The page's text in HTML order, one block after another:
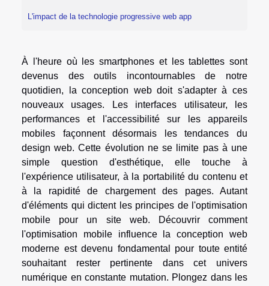
L'impact de la technologie progressive web app
À l'heure où les smartphones et les tablettes sont
devenus des outils incontournables de notre
quotidien, la conception web doit s'adapter à ces
nouveaux usages. Les interfaces utilisateur, les
performances et l'accessibilité sur les appareils
mobiles façonnent désormais les tendances du
design web. Cette évolution ne se limite pas à une
simple question d'esthétique, elle touche à
l'expérience utilisateur, à la portabilité du contenu et
à la rapidité de chargement des pages. Autant
d'éléments qui dictent les principes de l'optimisation
mobile pour un site web. Découvrir comment
l'optimisation mobile influence la conception web
moderne est devenu fondamental pour toute entité
souhaitant rester pertinente dans cet univers
numérique en constante mutation. Plongez dans les